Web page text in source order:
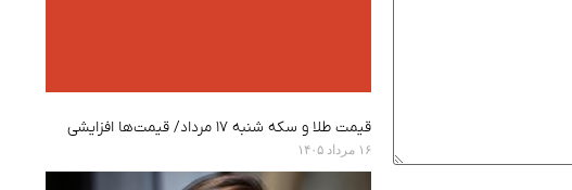
قیمت طلا و سکه شنبه ۱۷ مرداد/ قیمت‌ها افزایشی
۱۶ مرداد ۱۴۰۵